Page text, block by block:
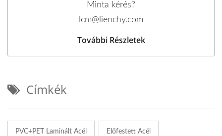
Minta kérés?
lcm@lienchy.com
További Részletek
Címkék
PVC+PET Laminált Acél Előfestett Acél